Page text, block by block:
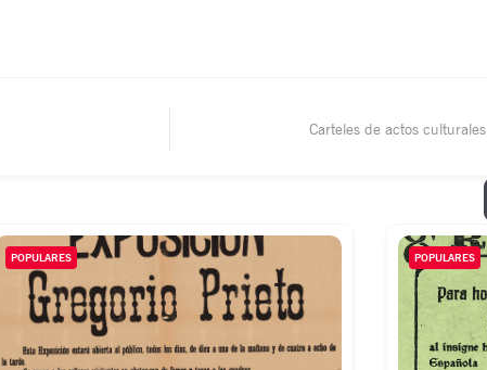
Carteles de actos culturales
POPULARES POPULARES